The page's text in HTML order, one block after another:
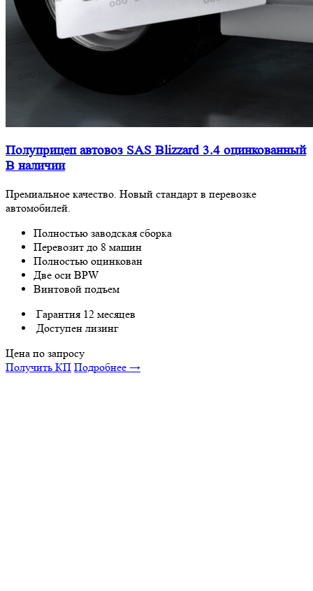
Полуприцеп автовоз SAS Blizzard 3.4 оцинкованный
В наличии
Премиальное качество. Новый стандарт в перевозке
автомобилей.
Полностью заводская сборка
Перевозит до 8 машин
Полностью оцинкован
Две оси BPW
Винтовой подъем
Гарантия 12 месяцев
Доступен лизинг
Цена по запросу
Получить КП Подробнее →